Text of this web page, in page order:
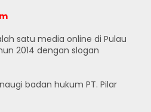
satu media online di Pulau
2014 dengan slogan
badan hukum PT. Pilar